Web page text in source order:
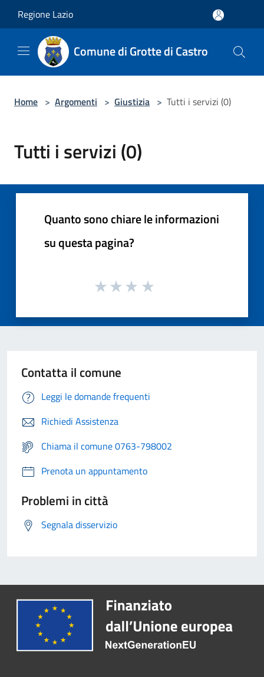
Regione Lazio
Comune di Grotte di Castro
Home > Argomenti > Giustizia > Tutti i servizi (0)
Tutti i servizi (0)
Quanto sono chiare le informazioni
su questa pagina?
Contatta il comune
Leggi le domande frequenti
Richiedi Assistenza
Chiama il comune 0763-798002
Prenota un appuntamento
Problemi in città
Segnala disservizio